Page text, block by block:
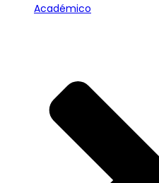
Académico